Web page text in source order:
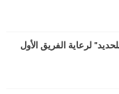
لرعاية الفريق الأول